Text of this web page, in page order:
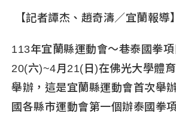
【記者譚杰、趙奇濤／宜蘭報導】
113年宜蘭縣運動會～巷泰國拳
20(六)~4月21(日)在佛光大學體
舉辦，這是宜蘭縣運動會首次舉
國各縣市運動會第一個辦泰國拳